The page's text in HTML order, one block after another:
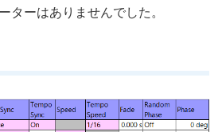
ターはありませんでした。